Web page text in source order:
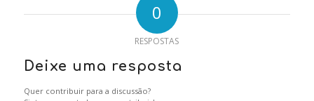
0
RESPOSTAS
Deixe uma resposta
Quer contribuir para a discussão?